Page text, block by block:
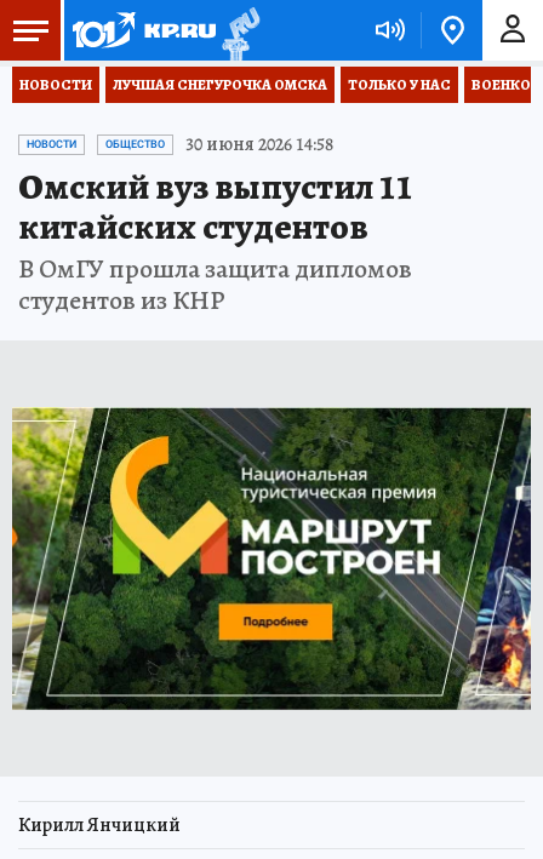
НОВОСТИ ЛУЧШАЯ СНЕГУРОЧКА ОМСКА ТОЛЬКО У НАС
НОВОСТИ ОБЩЕСТВО 30 июня 2026 14:58
Омский вуз выпустил 11
китайских студентов
В ОмГУ прошла защита дипломов
студентов из КНР
Кирилл Янчицкий